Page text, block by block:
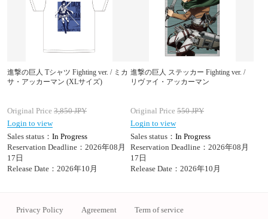
進撃の巨人 Tシャツ Fighting ver. / ミカ
サ・アッカーマン (XLサイズ)
Original Price 3,850JPY
Login to view
Sales status： In Progress
Reservation Deadline：2026年08月
17日
Release Date：2026年10月
進撃の巨人 ステッカー Fighting ver. /
リヴァイ・アッカーマン
Original Price 550JPY
Login to view
Sales status： In Progress
Reservation Deadline：2026年08月
17日
Release Date：2026年10月
Privacy Policy Agreement Term of service